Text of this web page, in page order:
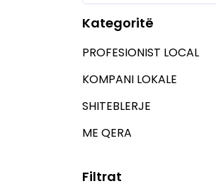
Kategoritë
PROFESIONIST LOCAL
KOMPANI LOKALE
SHITEBLERJE
ME QERA
Filtrat